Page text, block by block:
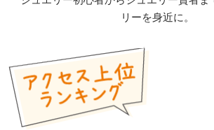
リーを身近に。